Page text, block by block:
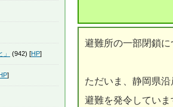
避難所の一部閉鎖に
ただいま、静岡県
避難を発令していま
(942) [HP]
HP]